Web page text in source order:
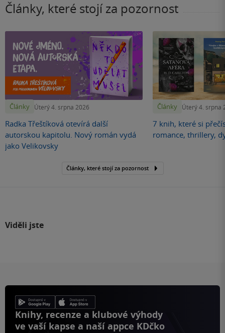
Články, které stojí za pozornost
Články Úterý 4. srpna 2026
Radka Třeštíková otevírá další
autorskou kapitolu. Nový román vydá
jako Velikovsky
Články Úterý 4. srpna
7 knih, které si
romance, thrillery,
Články, které stojí za pozornost
Viděli jste
Knihy, recenze a klubové výhody
ve vaší kapse a naší appce KDčko